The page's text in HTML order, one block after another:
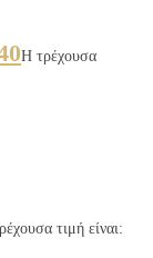
Η τρέχουσα
τιμή είναι: